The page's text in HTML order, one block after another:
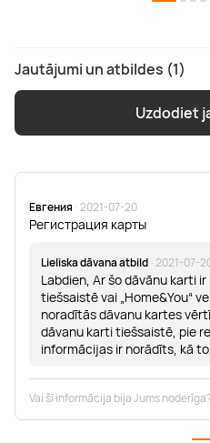
Jautājumi un atbildes (1)
Uzdodiet
Евгения · 2021-07-20
Регистрация карты
Lieliska dāvana atbild · 2021-07-
Labdien, Ar šo dāvānu karti
tiešsaistē vai „Home&You“
noradītās dāvanu kartes
dāvanu karti tiešsaistē, pie
informācijas ir norādīts, kā to
Vai šī informācija bija Jums